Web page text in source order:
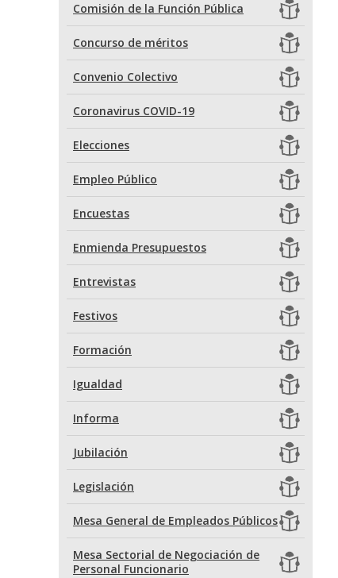
Comisión de la Función Pública
Concurso de méritos
Convenio Colectivo
Coronavirus COVID-19
Elecciones
Empleo Público
Encuestas
Enmienda Presupuestos
Entrevistas
Festivos
Formación
Igualdad
Informa
Jubilación
Legislación
Mesa General de Empleados Públicos
Mesa Sectorial de Negociación de
Personal Funcionario